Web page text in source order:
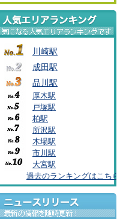
川崎駅
成田駅
品川駅
厚木駅
戸塚駅
柏駅
所沢駅
木場駅
市川駅
大宮駅
過去のランキングはこちら